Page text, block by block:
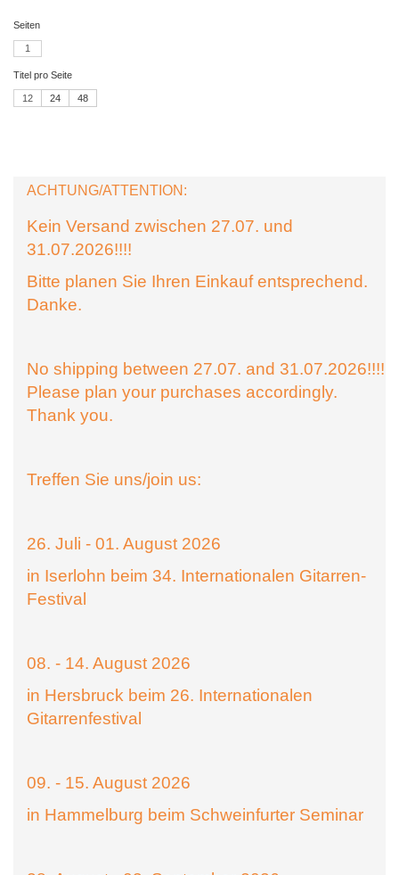
Seiten
1
Titel pro Seite
12 24 48
ACHTUNG/ATTENTION:
Kein Versand zwischen 27.07. und
31.07.2026!!!!
Bitte planen Sie Ihren Einkauf entsprechend.
Danke.
No shipping between 27.07. and 31.07.2026!!!!
Please plan your purchases accordingly.
Thank you.
Treffen Sie uns/join us:
26. Juli - 01. August 2026
in Iserlohn beim 34. Internationalen Gitarren-
Festival
08. - 14. August 2026
in Hersbruck beim 26. Internationalen
Gitarrenfestival
09. - 15. August 2026
in Hammelburg beim Schweinfurter Seminar